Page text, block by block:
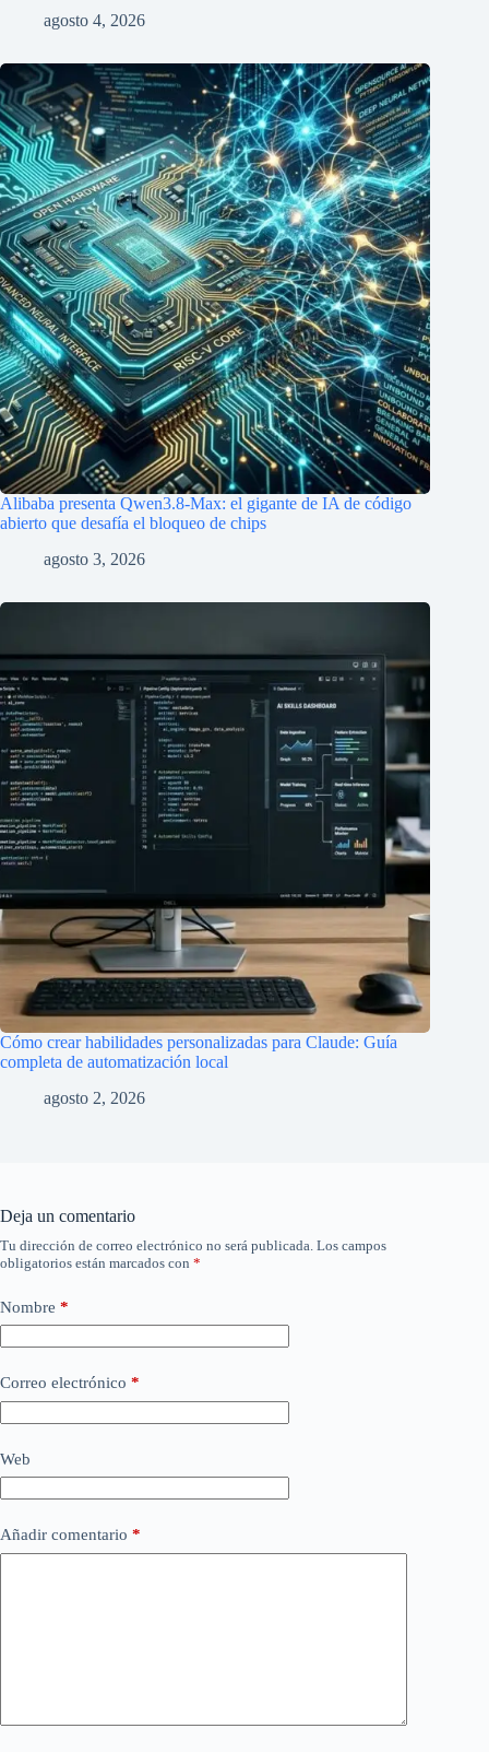
agosto 4, 2026
Alibaba presenta Qwen3.8-Max: el gigante de IA de código
abierto que desafía el bloqueo de chips
agosto 3, 2026
Cómo crear habilidades personalizadas para Claude: Guía
completa de automatización local
agosto 2, 2026
Deja un comentario
Tu dirección de correo electrónico no será publicada. Los campos
obligatorios están marcados con *
Nombre *
Correo electrónico *
Web
Añadir comentario *